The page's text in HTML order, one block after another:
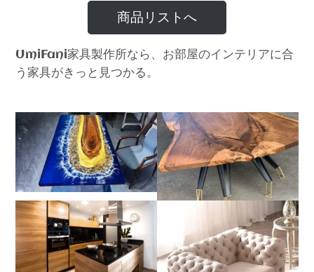
商品リストへ
UmiFani家具製作所なら、お部屋のインテリアに合
う家具がきっと見つかる。